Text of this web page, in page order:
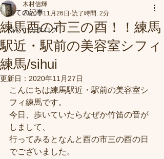
全ての記事
新しいカタログ
練馬酉の市三の酉！！練馬
駅近・駅前の美容室シフィ
練馬/sihui
木村信輝
2020年11月26日 読了時間: 2分
更新日： 2020年11月27日
こんにちは練馬駅近・駅前の美容室シ
フィ練馬です。
今日、歩いていたらなぜか竹笛の音が
しまして、
行ってみるとなんと酉の市三の酉の日
でございました。